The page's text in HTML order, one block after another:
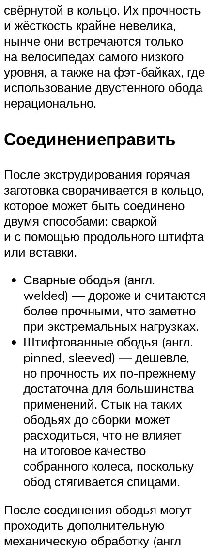
свёрнутой в кольцо. Их прочность
и жёсткость крайне невелика,
нынче они встречаются только
на велосипедах самого низкого
уровня, а также на фэт-байках, где
использование двустенного обода
нерационально.
Соединениеправить
После экструдирования горячая
заготовка сворачивается в кольцо,
которое может быть соединено
двумя способами: сваркой
и с помощью продольного штифта
или вставки.
Сварные ободья (англ.
welded) — дороже и считаются
более прочными, что заметно
при экстремальных нагрузках.
Штифтованные ободья (англ.
pinned, sleeved) — дешевле,
но прочность их по-прежнему
достаточна для большинства
применений. Стык на таких
ободьях до сборки может
расходиться, что не влияет
на итоговое качество
собранного колеса, поскольку
обод стягивается спицами.
После соединения ободья могут
проходить дополнительную
механическую обработку (англ